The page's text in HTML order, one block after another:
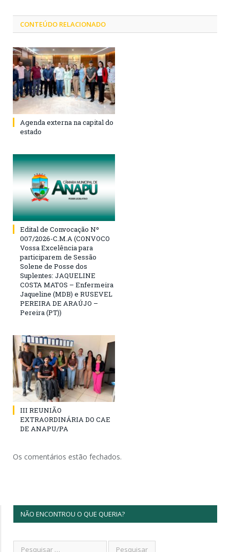
CONTEÚDO RELACIONADO
Agenda externa na capital do
estado
Edital de Convocação Nº
007/2026-C.M.A (CONVOCO
Vossa Excelência para
participarem de Sessão
Solene de Posse dos
Suplentes: JAQUELINE
COSTA MATOS – Enfermeira
Jaqueline (MDB) e RUSEVEL
PEREIRA DE ARAÚJO –
Pereira (PT))
III REUNIÃO
EXTRAORDINÁRIA DO CAE
DE ANAPU/PA
Os comentários estão fechados.
NÃO ENCONTROU O QUE QUERIA?